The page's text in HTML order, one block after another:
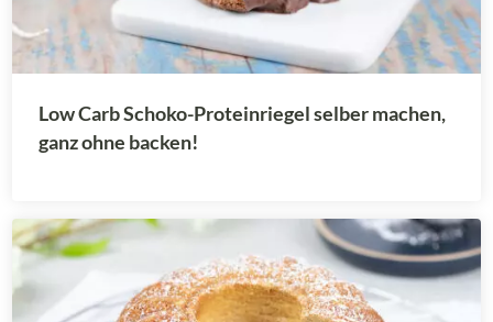
Low Carb Schoko-Proteinriegel selber machen,
ganz ohne backen!